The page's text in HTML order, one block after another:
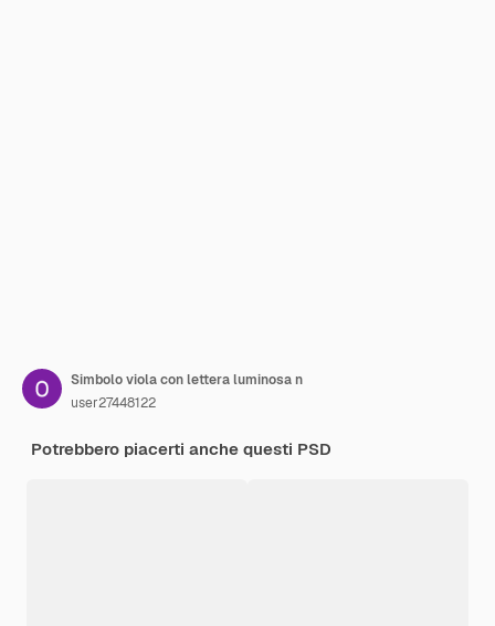
Simbolo viola con lettera luminosa n
user27448122
Potrebbero piacerti anche questi PSD